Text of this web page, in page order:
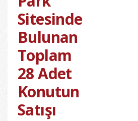
Sitesinde
Bulunan
Toplam
28 Adet
Konutun
Satışı